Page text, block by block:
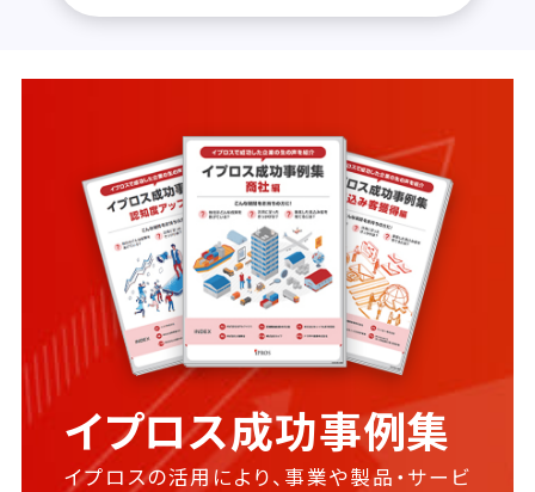
イプロス成功事例集
イプロスの活用により、事業や製品・サービ